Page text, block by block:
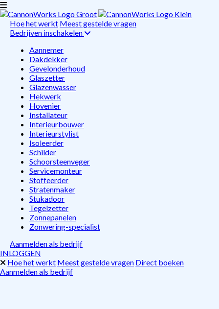
Hoe het werkt Meest gestelde vragen
Bedrijven inschakelen
Aannemer
Dakdekker
Gevelonderhoud
Glaszetter
Glazenwasser
Hekwerk
Hovenier
Installateur
Interieurbouwer
Interieurstylist
Isoleerder
Schilder
Schoorsteenveger
Servicemonteur
Stoffeerder
Stratenmaker
Stukadoor
Tegelzetter
Zonnepanelen
Zonwering-specialist
Aanmelden als bedrijf
INLOGGEN
Hoe het werkt Meest gestelde vragen Direct boeken
Aanmelden als bedrijf